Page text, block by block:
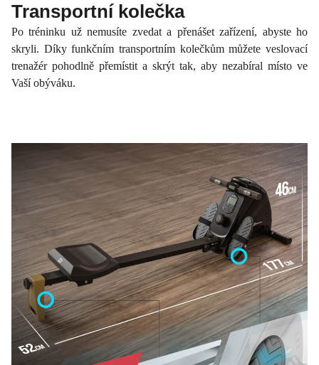
Transportní kolečka
Po tréninku už nemusíte zvedat a přenášet zařízení, abyste ho
skryli. Díky funkčním transportním kolečkům můžete veslovací
trenažér pohodlně přemístit a skrýt tak, aby nezabíral místo ve
Vaší obýváku.